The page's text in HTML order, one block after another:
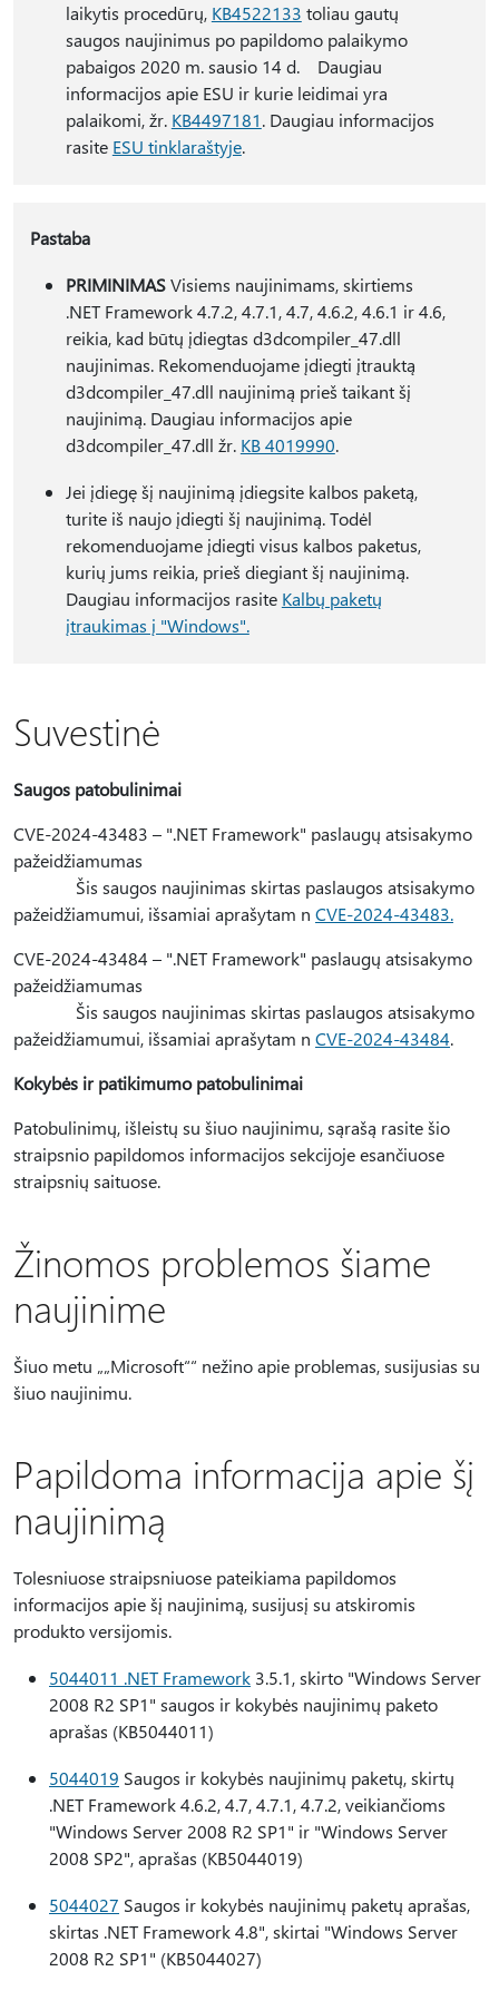
laikytis procedūrų, KB4522133 toliau gautų
saugos naujinimus po papildomo palaikymo
pabaigos 2020 m. sausio 14 d. Daugiau
informacijos apie ESU ir kurie leidimai yra
palaikomi, žr. KB4497181. Daugiau informacijos
rasite ESU tinklaraštyje.
Pastaba
PRIMINIMASVisiems naujinimams, skirtiems
.NET Framework 4.7.2, 4.7.1, 4.7, 4.6.2, 4.6.1 ir 4.6,
reikia, kad būtų įdiegtas d3dcompiler_47.dll
naujinimas. Rekomenduojame įdiegti įtrauktą
d3dcompiler_47.dll naujinimą prieš taikant šį
naujinimą. Daugiau informacijos apie
d3dcompiler_47.dll žr. KB 4019990.
Jei įdiegę šį naujinimą įdiegsite kalbos paketą,
turite iš naujo įdiegti šį naujinimą. Todėl
rekomenduojame įdiegti visus kalbos paketus,
kurių jums reikia, prieš diegiant šį naujinimą.
Daugiau informacijos rasite Kalbų paketų
įtraukimas į "Windows".
Suvestinė
Saugos patobulinimai
CVE-2024-43483 – ".NET Framework" paslaugų atsisakymo
pažeidžiamumas
Šis saugos naujinimas skirtas paslaugos atsisakymo
pažeidžiamumui, išsamiai aprašytam n CVE-2024-43483.
CVE-2024-43484 – ".NET Framework" paslaugų atsisakymo
pažeidžiamumas
Šis saugos naujinimas skirtas paslaugos atsisakymo
pažeidžiamumui, išsamiai aprašytam n CVE-2024-43484.
Kokybės ir patikimumo patobulinimai
Patobulinimų, išleistų su šiuo naujinimu, sąrašą rasite šio
straipsnio papildomos informacijos sekcijoje esančiuose
straipsnių saituose.
Žinomos problemos šiame
naujinime
Šiuo metu „„Microsoft““ nežino apie problemas, susijusias su
šiuo naujinimu.
Papildoma informacija apie šį
naujinimą
Tolesniuose straipsniuose pateikiama papildomos
informacijos apie šį naujinimą, susijusį su atskiromis
produkto versijomis.
5044011 .NET Framework 3.5.1, skirto "Windows Server
2008 R2 SP1" saugos ir kokybės naujinimų paketo
aprašas (KB5044011)
5044019 Saugos ir kokybės naujinimų paketų, skirtų
.NET Framework 4.6.2, 4.7, 4.7.1, 4.7.2, veikiančioms
"Windows Server 2008 R2 SP1" ir "Windows Server
2008 SP2", aprašas (KB5044019)
5044027 Saugos ir kokybės naujinimų paketų aprašas,
skirtas .NET Framework 4.8", skirtai "Windows Server
2008 R2 SP1" (KB5044027)